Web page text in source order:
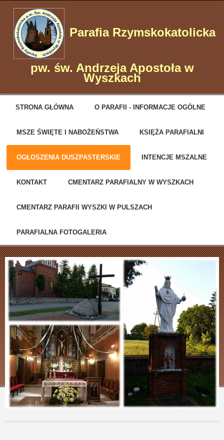
Parafia Rzymskokatolicka
pw. św. Andrzeja Apostoła w
Wyszkach
STRONA GŁÓWNA O PARAFII - INFORMACJE OGÓLNE
MSZE ŚWIĘTE I NABOŻEŃSTWA KSIĘŻA PARAFIALNI
OGŁOSZENIA DUSZPASTERSKIE INTENCJE MSZALNE
KONTAKT CMENTARZ PARAFIALNY W WYSZKACH
CMENTARZ PARAFII WYSZKI W PULSZACH
PARAFIALNA FOTOGALERIA